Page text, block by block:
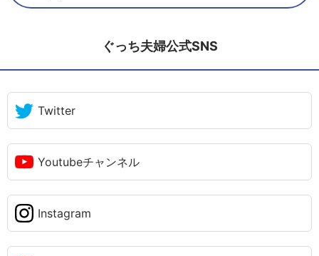
ぐっち夫婦公式SNS
Twitter
Youtubeチャンネル
Instagram